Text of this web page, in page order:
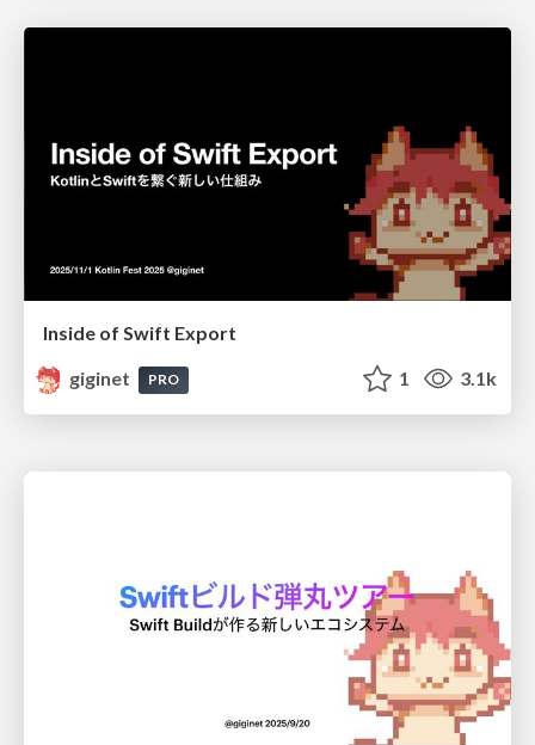
Inside of Swift Export
giginet
PRO 1 3.1k